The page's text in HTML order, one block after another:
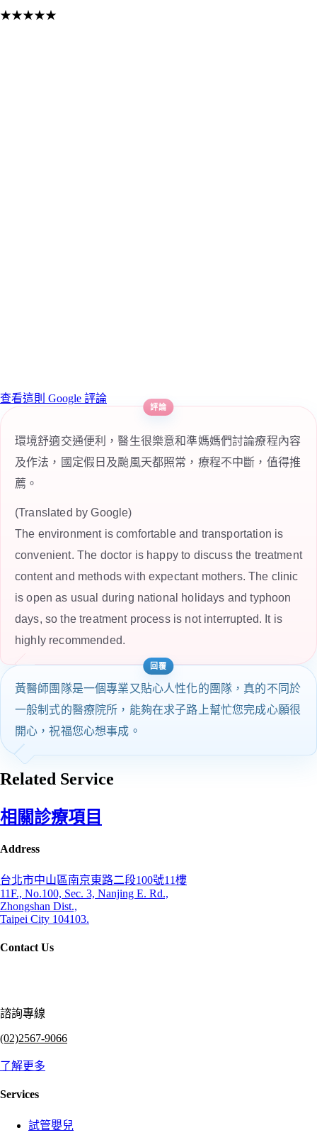
★★★★★
查看這則 Google 評論
環境舒適交通便利，醫生很樂意和準媽媽們討論療程內容
及作法，國定假日及颱風天都照常，療程不中斷，值得推
薦。
(Translated by Google)
The environment is comfortable and transportation is
convenient. The doctor is happy to discuss the treatment
content and methods with expectant mothers. The clinic
is open as usual during national holidays and typhoon
days, so the treatment process is not interrupted. It is
highly recommended.
黃醫師團隊是一個專業又貼心人性化的團隊，真的不同於
一般制式的醫療院所，能夠在求子路上幫忙您完成心願很
開心，祝福您心想事成。
Related Service
相關診療項目
Address
台北市中山區南京東路二段100號11樓
11F., No.100, Sec. 3, Nanjing E. Rd.,
Zhongshan Dist.,
Taipei City 104103.
Contact Us
諮詢專線
(02)2567-9066
了解更多
Services
試管嬰兒